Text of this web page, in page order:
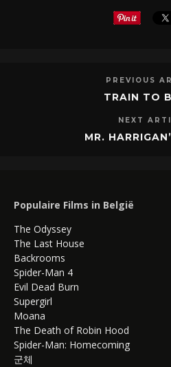
PREVIOUS
TRAIN TO
NEXT
MR.
Populaire Films in België
The Odyssey
The Last House
Backrooms
Spider-Man 4
Evil Dead Burn
Supergirl
Moana
The Death of Robin Hood
Spider-Man: Homecoming
군체